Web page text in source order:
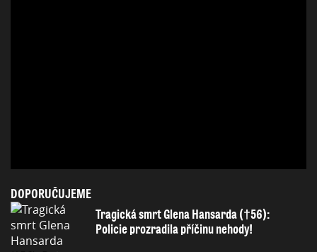
DOPORUČUJEME
Tragická smrt Glena Hansarda (†56):
Policie prozradila příčinu nehody!